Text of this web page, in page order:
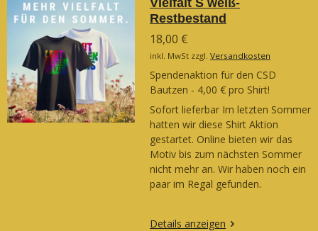
Restbestand
18,00 €
inkl. MwSt zzgl. Versandkosten
Spendenaktion für den CSD
Bautzen - 4,00 € pro Shirt!
Sofort lieferbar Im letzten Sommer
hatten wir diese Shirt Aktion
gestartet. Online bieten wir das
Motiv bis zum nächsten Sommer
nicht mehr an. Wir haben noch ein
paar im Regal gefunden.
Details anzeigen